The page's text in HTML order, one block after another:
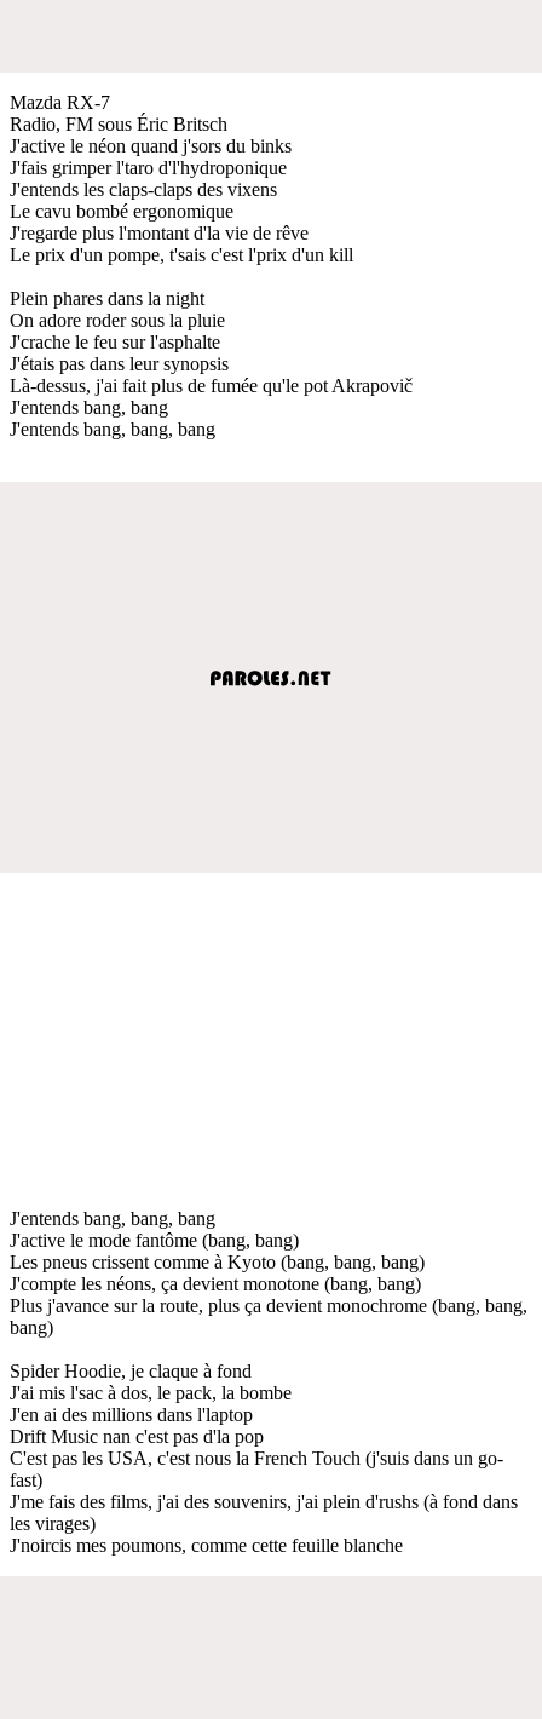
Mazda RX-7
Radio, FM sous Éric Britsch
J'active le néon quand j'sors du binks
J'fais grimper l'taro d'l'hydroponique
J'entends les claps-claps des vixens
Le cavu bombé ergonomique
J'regarde plus l'montant d'la vie de rêve
Le prix d'un pompe, t'sais c'est l'prix d'un kill
Plein phares dans la night
On adore roder sous la pluie
J'crache le feu sur l'asphalte
J'étais pas dans leur synopsis
Là-dessus, j'ai fait plus de fumée qu'le pot Akrapovič
J'entends bang, bang
J'entends bang, bang, bang
J'entends bang, bang, bang
J'active le mode fantôme (bang, bang)
Les pneus crissent comme à Kyoto (bang, bang, bang)
J'compte les néons, ça devient monotone (bang, bang)
Plus j'avance sur la route, plus ça devient monochrome (bang, bang,
bang)
Spider Hoodie, je claque à fond
J'ai mis l'sac à dos, le pack, la bombe
J'en ai des millions dans l'laptop
Drift Music nan c'est pas d'la pop
C'est pas les USA, c'est nous la French Touch (j'suis dans un go-
fast)
J'me fais des films, j'ai des souvenirs, j'ai plein d'rushs (à fond dans
les virages)
J'noircis mes poumons, comme cette feuille blanche